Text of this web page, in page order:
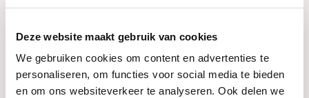
Deze website maakt gebruik van cookies
We gebruiken cookies om content en advertenties te
personaliseren, om functies voor social media te bieden
en om ons websiteverkeer te analyseren. Ook delen we
PRE-OWNED
Luxe Accessoires
Informatie